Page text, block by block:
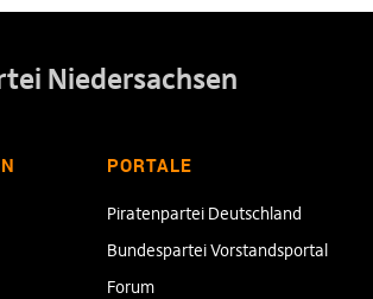
Niedersachsen
PORTALE
Piratenpartei Deutschland
Bundespartei Vorstandsportal
Forum